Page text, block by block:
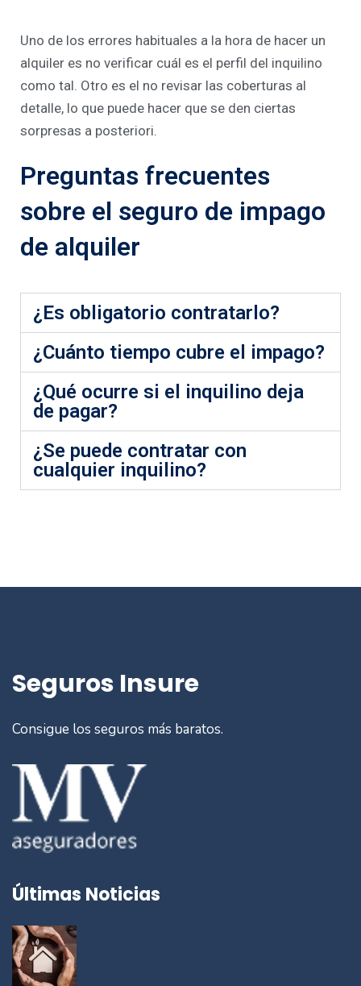
Uno de los errores habituales a la hora de hacer un
alquiler es no verificar cuál es el perfil del inquilino
como tal. Otro es el no revisar las coberturas al
detalle, lo que puede hacer que se den ciertas
sorpresas a posteriori.
Preguntas frecuentes
sobre el seguro de impago
de alquiler
¿Es obligatorio contratarlo?
¿Cuánto tiempo cubre el impago?
¿Qué ocurre si el inquilino deja
de pagar?
¿Se puede contratar con
cualquier inquilino?
Seguros Insure
Consigue los seguros más baratos.
Últimas Noticias